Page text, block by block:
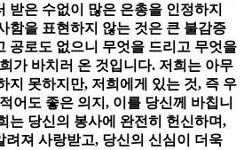
받은 수없이 많은 은총을 인정하지
함을 표현하지 않는 것은 큰 불감증
공로도 없으니 무엇을 드리고 무엇을
가 바치러 온 것입니다. 저희는 아무
지 못하지만, 저희에게 있는 것, 즉 우
어도 좋은 의지, 이를 당신께 바칩니
는 당신의 봉사에 완전히 헌신하며,
려져 사랑받고, 당신의 신심이 더욱